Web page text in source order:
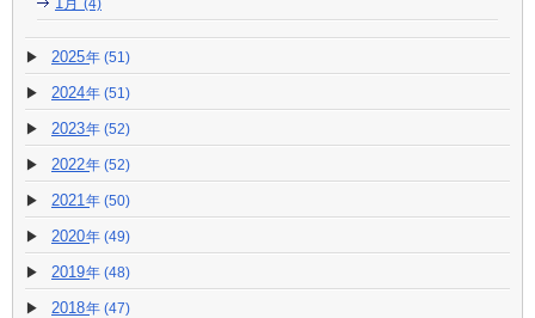
(4)
2025 (51)
2024 (51)
2023 (52)
2022 (52)
2021 (50)
2020 (49)
2019 (48)
2018 (47)